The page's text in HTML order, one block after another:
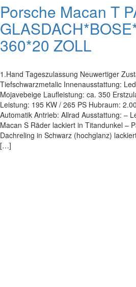
Porsche Macan T
360*20 ZOLL
1.Hand Tageszulassung Neuwertiger
Tiefschwarzmetalic Innenausstattung:
Mojavebeige Laufleistung: ca. 350
Leistung: 195 KW / 265 PS Hubraum:
Automatik Antrieb: Allrad Ausstattung: –
Macan S Räder lackiert in Titandunkel –
Dachreling in Schwarz (hochglanz)
[…]